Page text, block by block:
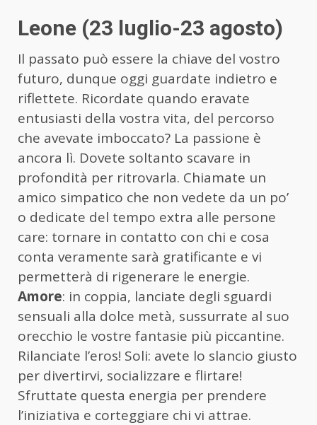
Leone (23 luglio-23 agosto)
Il passato può essere la chiave del vostro
futuro, dunque oggi guardate indietro e
riflettete. Ricordate quando eravate
entusiasti della vostra vita, del percorso
che avevate imboccato? La passione è
ancora lì. Dovete soltanto scavare in
profondità per ritrovarla. Chiamate un
amico simpatico che non vedete da un po’
o dedicate del tempo extra alle persone
care: tornare in contatto con chi e cosa
conta veramente sarà gratificante e vi
permetterà di rigenerare le energie.
Amore: in coppia, lanciate degli sguardi
sensuali alla dolce metà, sussurrate al suo
orecchio le vostre fantasie più piccantine.
Rilanciate l’eros! Soli: avete lo slancio giusto
per divertirvi, socializzare e flirtare!
Sfruttate questa energia per prendere
l’iniziativa e corteggiare chi vi attrae.